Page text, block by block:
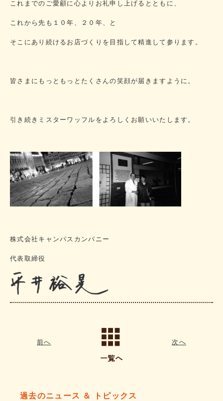
これまでのご愛顧に心よりお礼申し上げるとともに、
これから先も１０年、２０年、と
そこにあり続けるお店づくりを目指して精進して参ります。
皆さまにもっともっとたくさんの笑顔が届きますように。
引き続きミスターワッフルをよろしくお願いいたします。
株式会社キャンパスカンパニー
代表取締役
前へ 次へ
過去のニュース ＆ トピックス